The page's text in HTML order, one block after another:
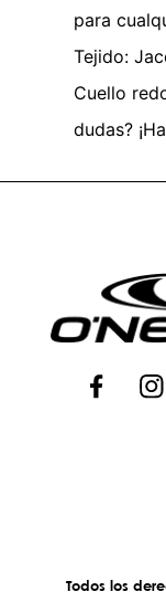
para
Tejido:
Cuello
dudas?
Todos los